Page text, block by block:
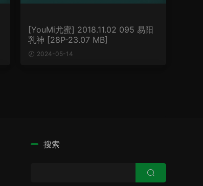
[YouMi尤蜜] 2018.11.02 095 易阳
乳神 [28P-23.07 MB]
2024-05-14
搜索